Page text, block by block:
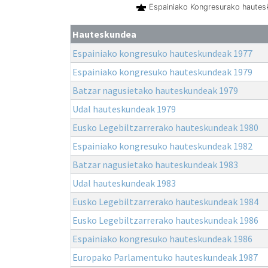
Espainiako Kongresurako
Hauteskundea
Espainiako kongresuko hauteskundeak 1977
Espainiako kongresuko hauteskundeak 1979
Batzar nagusietako hauteskundeak 1979
Udal hauteskundeak 1979
Eusko Legebiltzarrerako hauteskundeak 1980
Espainiako kongresuko hauteskundeak 1982
Batzar nagusietako hauteskundeak 1983
Udal hauteskundeak 1983
Eusko Legebiltzarrerako hauteskundeak 1984
Eusko Legebiltzarrerako hauteskundeak 1986
Espainiako kongresuko hauteskundeak 1986
Europako Parlamentuko hauteskundeak 1987